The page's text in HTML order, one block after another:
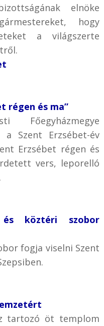
elnöke
hogy
a világszerte
régen és ma”
Főegyházmegye
a Szent Erzsébet-év
Erzsébet régen és
vers, leporelló
köztéri szobor
fogja viselni Szent
tartozó öt templom